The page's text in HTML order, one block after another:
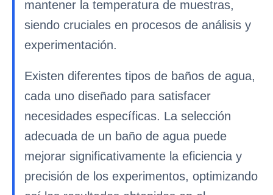
mantener la temperatura de muestras,
siendo cruciales en procesos de análisis y
experimentación.
Existen diferentes tipos de baños de agua,
cada uno diseñado para satisfacer
necesidades específicas. La selección
adecuada de un baño de agua puede
mejorar significativamente la eficiencia y
precisión de los experimentos, optimizando